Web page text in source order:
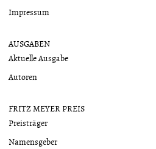
Impressum
AUSGABEN
Aktuelle Ausgabe
Autoren
FRITZ MEYER PREIS
Preisträger
Namensgeber